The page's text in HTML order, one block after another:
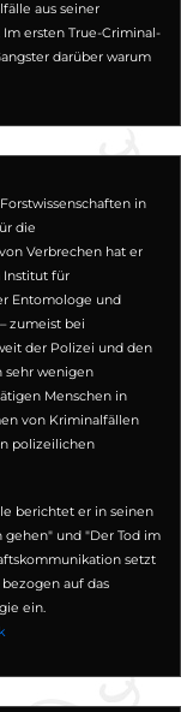
aus seiner
ersten True-Criminal-
darüber warum
in
die
Verbrechen hat er
Institut für
Entomologe und
zumeist bei
der Polizei und den
sehr wenigen
Menschen in
von Kriminalfällen
polizeilichen
berichtet er in seinen
gehen" und "Der Tod im
setzt
auf das
ein.